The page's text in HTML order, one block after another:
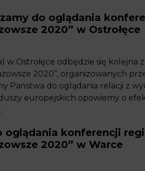
do oglądania
2020” w Ostrołęce
w Ostrołęce odbędzie się
2020”, organizowanych
Państwa do oglądania relacji z
europejskich opowiemy o
oglądania konferencji
2020” w Warce